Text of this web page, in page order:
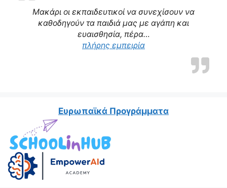
Μακάρι οι εκπαιδευτικοί να συνεχίσουν να
καθοδηγούν τα παιδιά μας με αγάπη και
ευαισθησία, πέρα…
πλήρης εμπειρία“Η δασκάλα μας
Ευρωπαϊκά Προγράμματα